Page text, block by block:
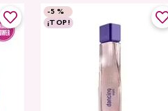
-5 %
¡TOP!